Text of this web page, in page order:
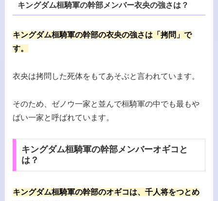
キングダム桓騎軍の幹部メンバー衣央の強さは？
キングダム桓騎軍の幹部の衣央の強さは「拷問」で
す。
衣央は拷問した死体をもてあそぶと言われています。
そのため、ゼノウ一家と並んで桓騎軍の中でも最もや
ばい一家と呼ばれています。
キングダム桓騎軍の幹部メンバーオギコと
は？
キングダム桓騎軍の幹部のオギコは、千人将をつとめ